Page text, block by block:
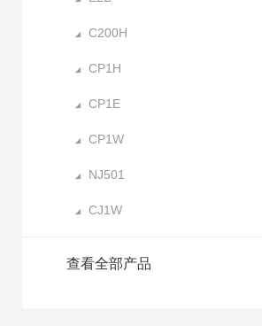
C200H
CP1H
CP1E
CP1W
NJ501
CJ1W
查看全部产品